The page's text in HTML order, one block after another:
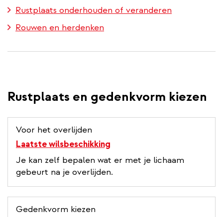
Rustplaats onderhouden of veranderen
Rouwen en herdenken
Rustplaats en gedenkvorm kiezen
Voor het overlijden
Laatste wilsbeschikking
Je kan zelf bepalen wat er met je lichaam
gebeurt na je overlijden.
Gedenkvorm kiezen